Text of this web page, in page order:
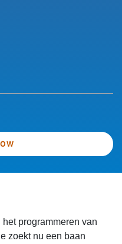
programmeren van
zoekt nu een baan